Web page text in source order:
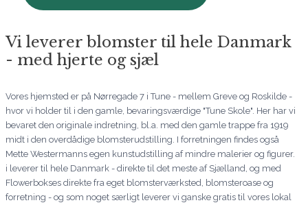
Vi leverer blomster til hele Danmark
- med hjerte og sjæl
Vores hjemsted er på Nørregade 7 i Tune - mellem Greve og Roskilde -
hvor vi holder til i den gamle, bevaringsværdige "Tune Skole". Her har vi
bevaret den originale indretning, bl.a. med den gamle trappe fra 1919
midt i den overdådige blomsterudstilling. I forretningen findes også
Mette Westermanns egen kunstudstilling af mindre malerier og figurer.
i leverer til hele Danmark - direkte til det meste af Sjælland, og med
Flowerbokses direkte fra eget blomsterværksted, blomsteroase og
forretning - og som noget særligt leverer vi ganske gratis til vores lokal